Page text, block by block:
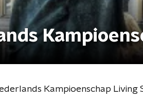
Kampioenschap Living